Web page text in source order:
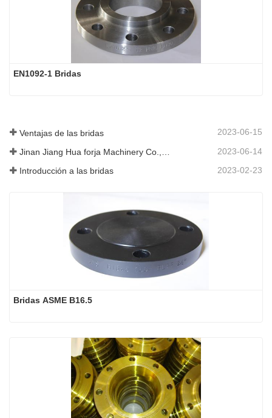
EN1092-1 Bridas
Ventajas de las bridas 2023-06-15
2023-06-14
Introducción a las bridas 2023-02-23
Bridas ASME B16.5